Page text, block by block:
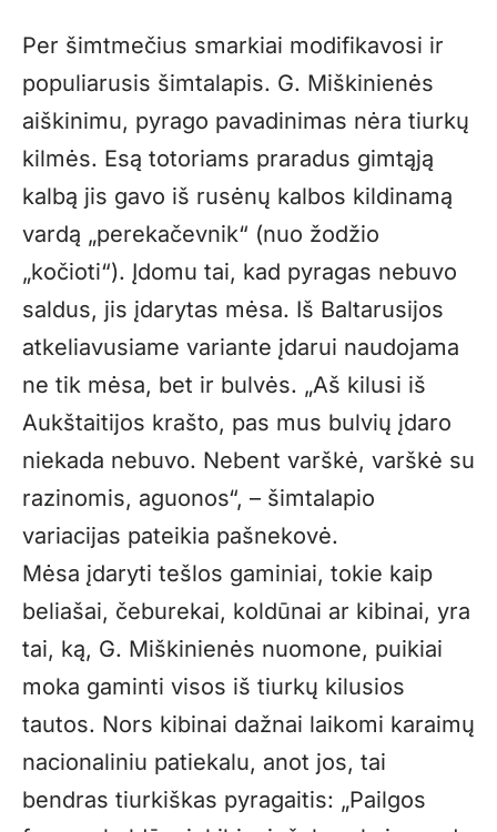
Per šimtmečius smarkiai modifikavosi ir
populiarusis šimtalapis. G. Miškinienės
aiškinimu, pyrago pavadinimas nėra tiurkų
kilmės. Esą totoriams praradus gimtąją
kalbą jis gavo iš rusėnų kalbos kildinamą
vardą „perekačevnik“ (nuo žodžio
„kočioti“). Įdomu tai, kad pyragas nebuvo
saldus, jis įdarytas mėsa. Iš Baltarusijos
atkeliavusiame variante įdarui naudojama
ne tik mėsa, bet ir bulvės. „Aš kilusi iš
Aukštaitijos krašto, pas mus bulvių įdaro
niekada nebuvo. Nebent varškė, varškė su
razinomis, aguonos“, – šimtalapio
variacijas pateikia pašnekovė.
Mėsa įdaryti tešlos gaminiai, tokie kaip
beliašai, čeburekai, koldūnai ar kibinai, yra
tai, ką, G. Miškinienės nuomone, puikiai
moka gaminti visos iš tiurkų kilusios
tautos. Nors kibinai dažnai laikomi karaimų
nacionaliniu patiekalu, anot jos, tai
bendras tiurkiškas pyragaitis: „Pailgos